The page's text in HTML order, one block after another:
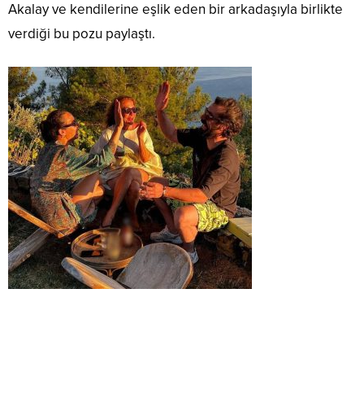
Akalay ve kendilerine eşlik eden bir arkadaşıyla birlikte
verdiği bu pozu paylaştı.